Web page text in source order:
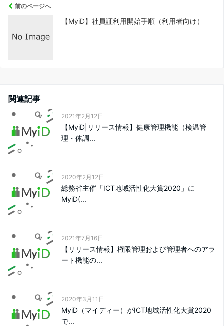
前のページへ
【MyiD】社員証利用開始手順（利用者向け）
関連記事
2021年2月12日
【MyiD|リリース情報】健康管理機能（検温管
理・体調...
2020年2月12日
総務省主催「ICT地域活性化大賞2020」に
MyiD(...
2021年7月16日
【リリース情報】権限管理および管理者へのアラ
ート機能の...
2020年3月11日
MyiD（マイディー）がICT地域活性化大賞2020
で...